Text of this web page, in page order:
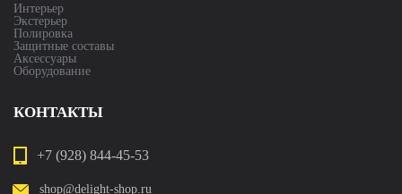
Интерьер
Экстерьер
Полировка
Защитные составы
Аксессуары
Оборудование
КОНТАКТЫ
+7 (928) 844-45-53
shop@delight-shop.ru